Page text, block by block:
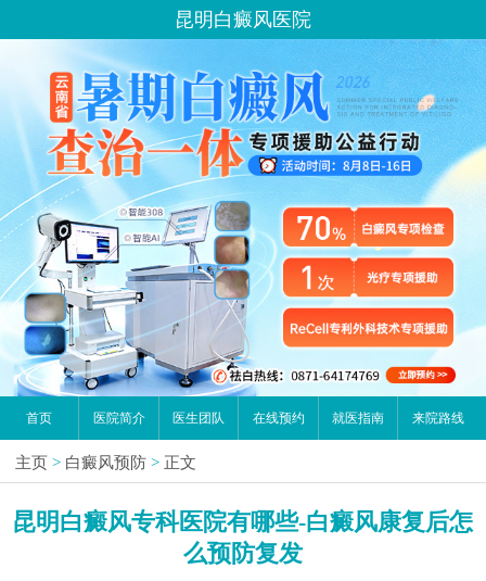
昆明白癜风医院
首页 医院简介 医生团队 在线预约 就医指南 来院路线
主页 > 白癜风预防 > 正文
昆明白癜风专科医院有哪些-白癜风康复后怎
么预防复发